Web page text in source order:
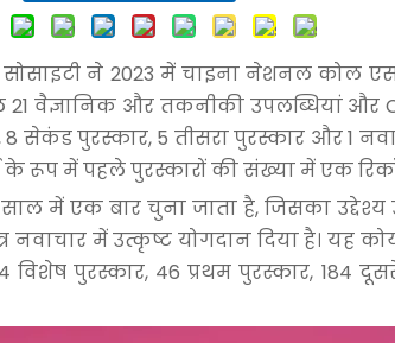
ने 2023 में चाइना नेशनल कोल
वैज्ञानिक और तकनीकी उपलब्धियां और
पुरस्कार, 5 तीसरा पुरस्कार और 1
रूप में पहले पुरस्कारों की संख्या में एक
में एक बार चुना जाता है, जिसका
में उत्कृष्ट योगदान दिया है। यह
पुरस्कार, 46 प्रथम पुरस्कार, 184